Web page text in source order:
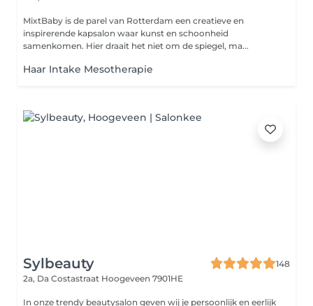
MixtBaby is de parel van Rotterdam een creatieve en
inspirerende kapsalon waar kunst en schoonheid
samenkomen. Hier draait het niet om de spiegel, ma...
Haar Intake Mesotherapie
Sylbeauty
148
2a, Da Costastraat Hoogeveen 7901HE
In onze trendy beautysalon geven wij je persoonlijk en eerlijk